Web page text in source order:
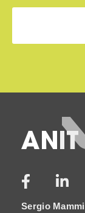
Sergio Mammi